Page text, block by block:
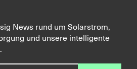
News rund um Solarstrom,
und unsere intelligente